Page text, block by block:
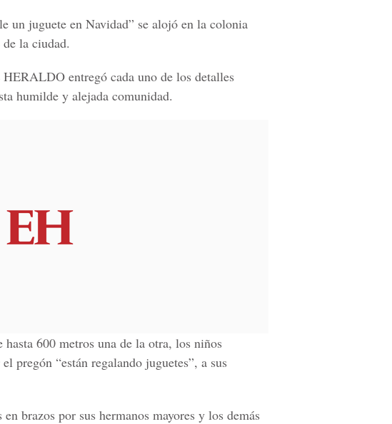
un juguete en Navidad” se alojó en la colonia
la ciudad.
entregó cada uno de los detalles
humilde y alejada comunidad.
600 metros una de la otra, los niños
pregón “están regalando juguetes”, a sus
brazos por sus hermanos mayores y los demás